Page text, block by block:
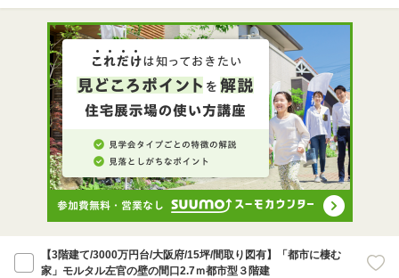
【3階建て/3000万円台/大阪府/15坪/間取り図有】「都市に棲む
家」モルタル左官の壁の間口2.7ｍ都市型３階建